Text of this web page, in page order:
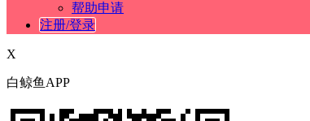
帮助申请
注册/登录
X
白鲸鱼APP